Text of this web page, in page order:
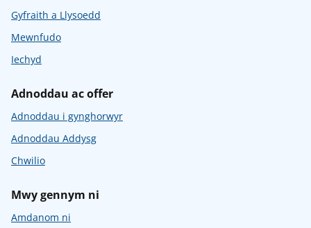
Gyfraith a Llysoedd
Mewnfudo
Iechyd
Adnoddau ac offer
Adnoddau i gynghorwyr
Adnoddau Addysg
Chwilio
Mwy gennym ni
Amdanom ni